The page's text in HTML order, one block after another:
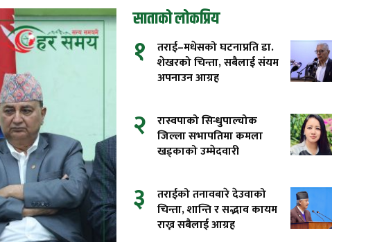
साताको लोकप्रिय
१
तराई–मधेसको घटनाप्रति डा.
शेखरको चिन्ता, सबैलाई संयम
अपनाउन आग्रह
२
रास्वपाको सिन्धुपाल्चोक
जिल्ला सभापतिमा कमला
खड्काको उम्मेदवारी
३
तराईको तनावबारे देउवाको
चिन्ता, शान्ति र सद्भाव कायम
राख्न सबैलाई आग्रह